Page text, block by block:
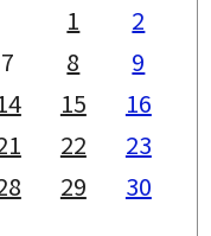
1
2
7 8
9
15
16
22
23
29
30